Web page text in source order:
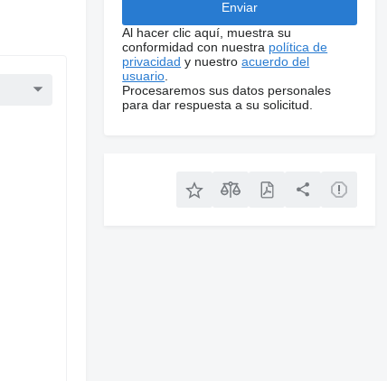
Al hacer clic aquí, muestra su
conformidad con nuestra política de
privacidad y nuestroacuerdo del
usuario
Procesaremos sus datos personales
para dar respuesta a su solicitud.